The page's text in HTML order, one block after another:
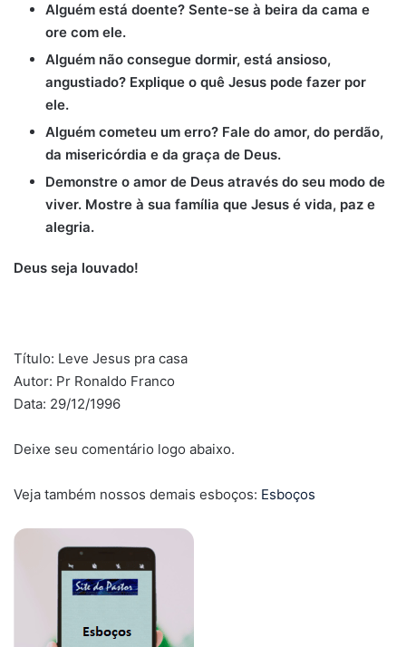
Alguém está doente? Sente-se à beira da cama e
ore com ele.
Alguém não consegue dormir, está ansioso,
angustiado? Explique o quê Jesus pode fazer por
ele.
Alguém cometeu um erro? Fale do amor, do perdão,
da misericórdia e da graça de Deus.
Demonstre o amor de Deus através do seu modo de
viver. Mostre à sua família que Jesus é vida, paz e
alegria.
Deus seja louvado!
Título: Leve Jesus pra casa
Autor: Pr Ronaldo Franco
Data: 29/12/1996
Deixe seu comentário logo abaixo.
Veja também nossos demais esboços: Esboços